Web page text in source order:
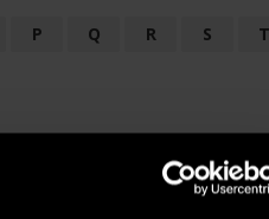
P Q R S T
FACKLITTERATUR